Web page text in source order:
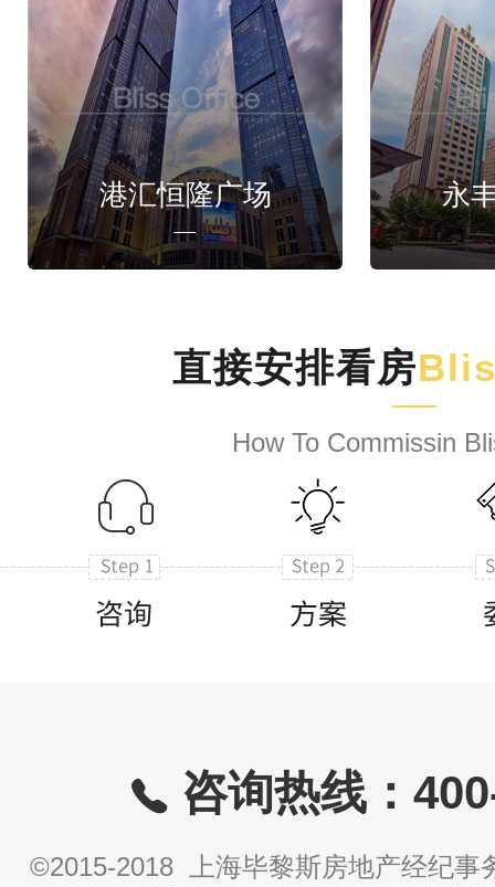
港汇恒隆广场 永
直接安排看房
How To Commissin
咨询热线：
©2015-2018 上海毕黎斯房地产经纪事